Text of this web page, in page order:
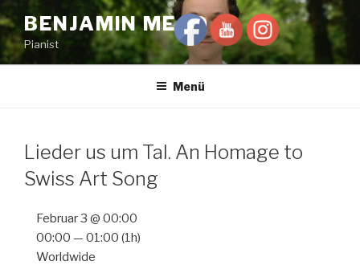
Inhalt
springen
BENJAMIN MEAD
Pianist
Menü
Lieder us um Tal. An Homage to
Swiss Art Song
Februar 3 @ 00:00
00:00 — 01:00 (1h)
Worldwide